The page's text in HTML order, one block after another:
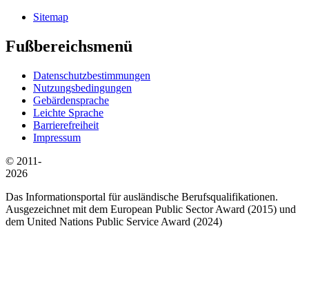
Sitemap
Fußbereichsmenü
Datenschutzbestimmungen
Nutzungsbedingungen
Gebärdensprache
Leichte Sprache
Barrierefreiheit
Impressum
© 2011-
2026
Das Informationsportal für ausländische Berufsqualifikationen.
Ausgezeichnet mit dem European Public Sector Award (2015) und
dem United Nations Public Service Award (2024)